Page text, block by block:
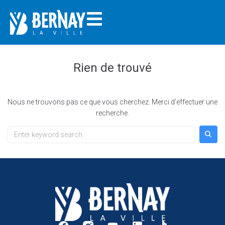
Rien de trouvé
Nous ne trouvons pas ce que vous cherchez. Merci d’effectuer une
recherche.